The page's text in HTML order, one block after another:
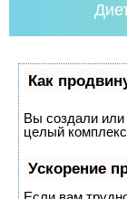
Как
Вы создали или
целый
Ускорение